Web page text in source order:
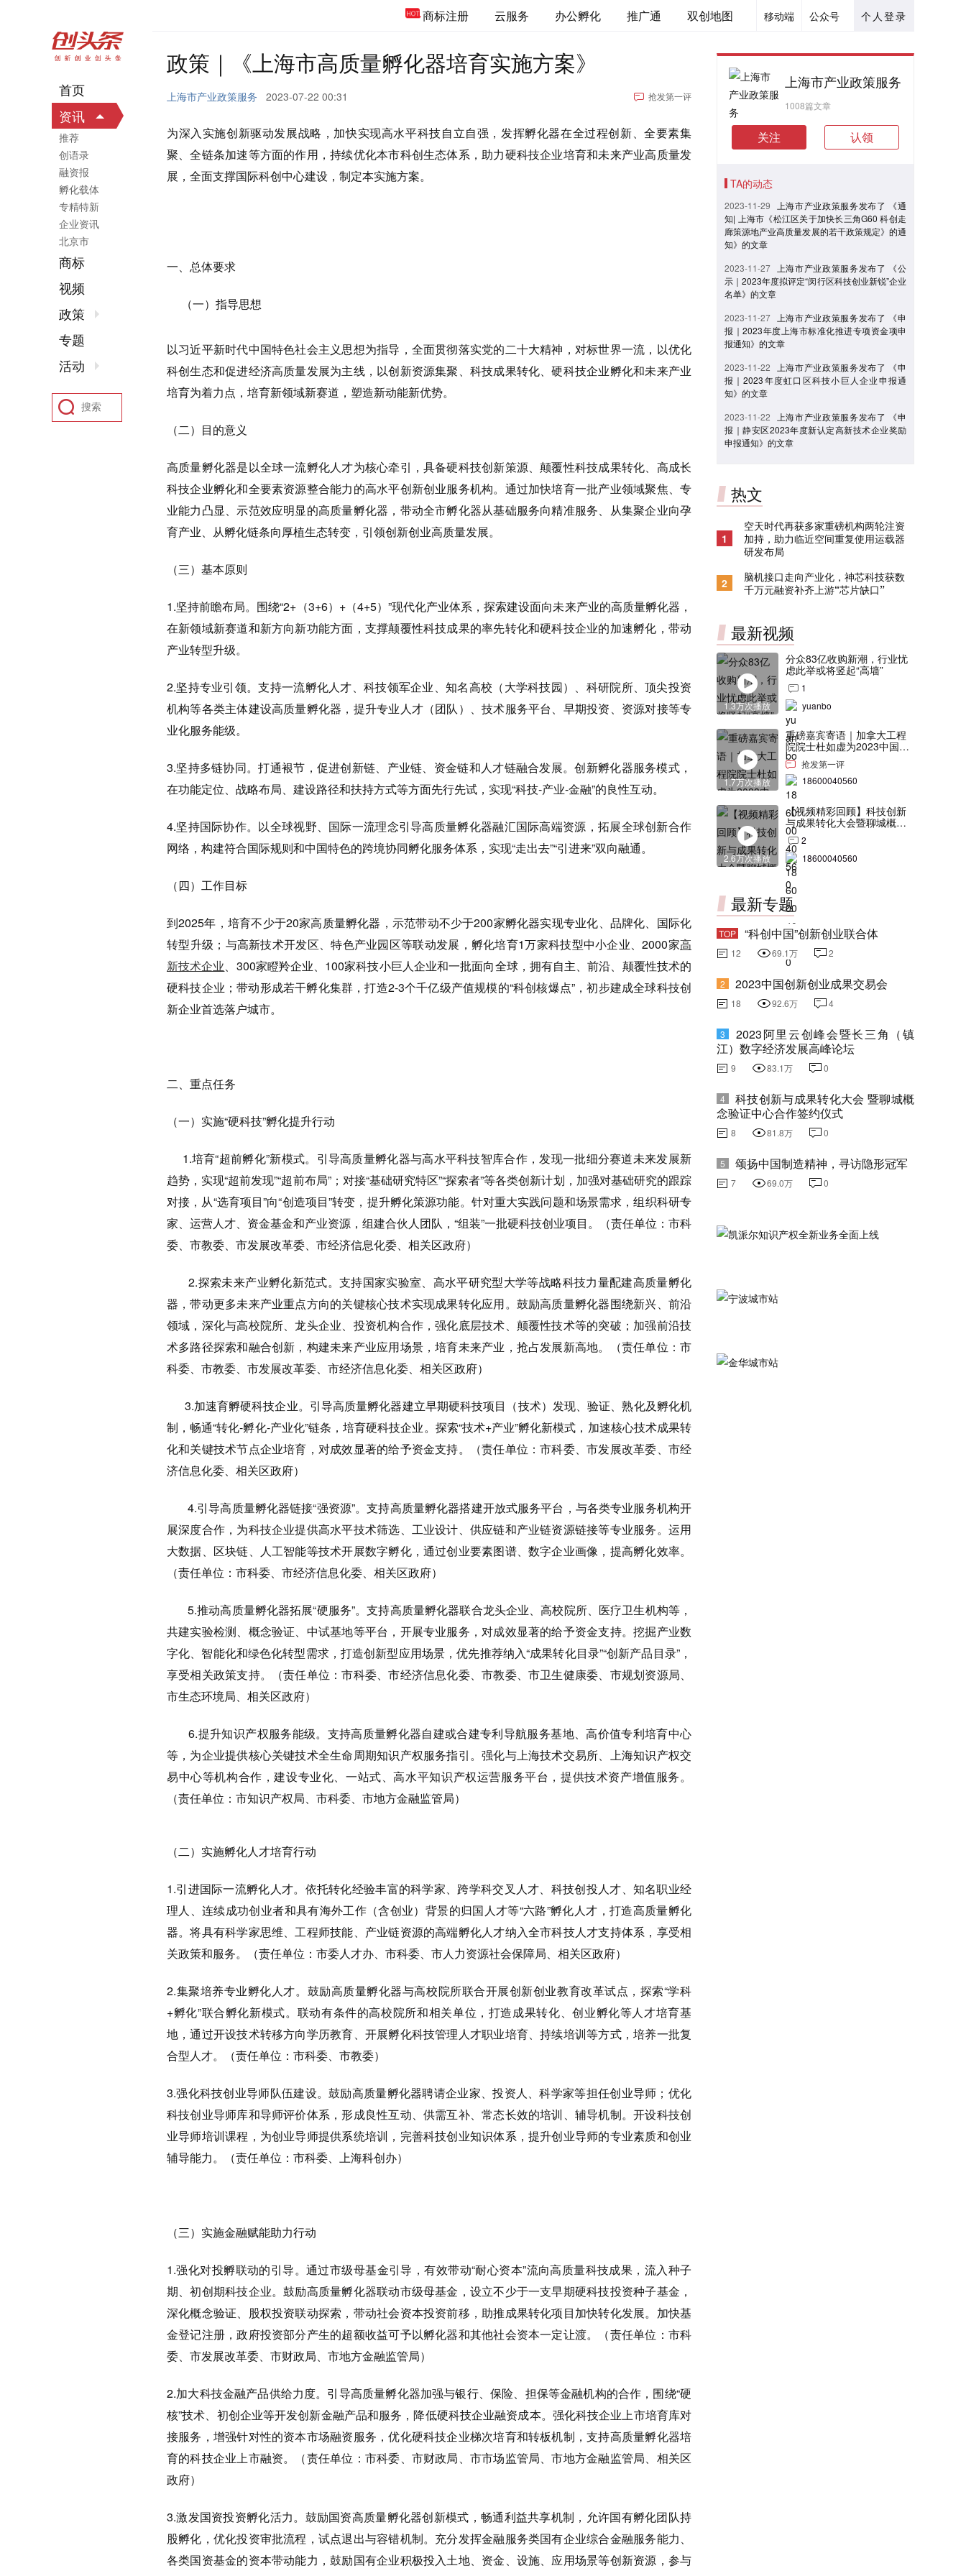
个人登录
公众号
移动端
商标注册 云服务 办公孵化 推广通 双创地图
政策｜《上海市高质量孵化器培育实施方案》
上海市产业政策服务 2023-07-22 00:31 抢发第一评
为深入实施创新驱动发展战略，加快实现高水平科技自立自强，发挥孵化器在全过程创新、全要素集
聚、全链条加速等方面的作用，持续优化本市科创生态体系，助力硬科技企业培育和未来产业高质量发
展，全面支撑国际科创中心建设，制定本实施方案。
一、总体要求
（一）指导思想
以习近平新时代中国特色社会主义思想为指导，全面贯彻落实党的二十大精神，对标世界一流，以优化
科创生态和促进经济高质量发展为主线，以创新资源集聚、科技成果转化、硬科技企业孵化和未来产业
培育为着力点，培育新领域新赛道，塑造新动能新优势。
（二）目的意义
高质量孵化器是以全球一流孵化人才为核心牵引，具备硬科技创新策源、颠覆性科技成果转化、高成长
科技企业孵化和全要素资源整合能力的高水平创新创业服务机构。通过加快培育一批产业领域聚焦、专
业能力凸显、示范效应明显的高质量孵化器，带动全市孵化器从基础服务向精准服务、从集聚企业向孕
育产业、从孵化链条向厚植生态转变，引领创新创业高质量发展。
（三）基本原则
1.坚持前瞻布局。围绕“2+（3+6）+（4+5）”现代化产业体系，探索建设面向未来产业的高质量孵化器，
在新领域新赛道和新方向新功能方面，支撑颠覆性科技成果的率先转化和硬科技企业的加速孵化，带动
产业转型升级。
2.坚持专业引领。支持一流孵化人才、科技领军企业、知名高校（大学科技园）、科研院所、顶尖投资
机构等各类主体建设高质量孵化器，提升专业人才（团队）、技术服务平台、早期投资、资源对接等专
业化服务能级。
3.坚持多链协同。打通裉节，促进创新链、产业链、资金链和人才链融合发展。创新孵化器服务模式，
在功能定位、战略布局、建设路径和扶持方式等方面先行先试，实现“科技-产业-金融”的良性互动。
4.坚持国际协作。以全球视野、国际一流理念引导高质量孵化器融汇国际高端资源，拓展全球创新合作
网络，构建符合国际规则和中国特色的跨境协同孵化服务体系，实现“走出去”“引进来”双向融通。
（四）工作目标
到2025年，培育不少于20家高质量孵化器，示范带动不少于200家孵化器实现专业化、品牌化、国际化
转型升级；与高新技术开发区、特色产业园区等联动发展，孵化培育1万家科技型中小企业、2000家高
新技术企业、300家瞪羚企业、100家科技小巨人企业和一批面向全球，拥有自主、前沿、颠覆性技术的
硬科技企业；带动形成若干孵化集群，打造2-3个千亿级产值规模的“科创核爆点”，初步建成全球科技创
新企业首选落户城市。
二、重点任务
（一）实施“硬科技”孵化提升行动
1.培育“超前孵化”新模式。引导高质量孵化器与高水平科技智库合作，发现一批细分赛道未来发展新
趋势，实现“超前发现”“超前布局”；对接“基础研究特区”“探索者”等各类创新计划，加强对基础研究的跟踪
对接，从“选育项目”向“创造项目”转变，提升孵化策源功能。针对重大实践问题和场景需求，组织科研专
家、运营人才、资金基金和产业资源，组建合伙人团队，“组装”一批硬科技创业项目。（责任单位：市科
委、市教委、市发展改革委、市经济信息化委、相关区政府）
2.探索未来产业孵化新范式。支持国家实验室、高水平研究型大学等战略科技力量配建高质量孵化
器，带动更多未来产业重点方向的关键核心技术实现成果转化应用。鼓励高质量孵化器围绕新兴、前沿
领域，深化与高校院所、龙头企业、投资机构合作，强化底层技术、颠覆性技术等的突破；加强前沿技
术多路径探索和融合创新，构建未来产业应用场景，培育未来产业，抢占发展新高地。（责任单位：市
科委、市教委、市发展改革委、市经济信息化委、相关区政府）
3.加速育孵硬科技企业。引导高质量孵化器建立早期硬科技项目（技术）发现、验证、熟化及孵化机
制，畅通“转化-孵化-产业化”链条，培育硬科技企业。探索“技术+产业”孵化新模式，加速核心技术成果转
化和关键技术节点企业培育，对成效显著的给予资金支持。（责任单位：市科委、市发展改革委、市经
济信息化委、相关区政府）
4.引导高质量孵化器链接“强资源”。支持高质量孵化器搭建开放式服务平台，与各类专业服务机构开
展深度合作，为科技企业提供高水平技术筛选、工业设计、供应链和产业链资源链接等专业服务。运用
大数据、区块链、人工智能等技术开展数字孵化，通过创业要素图谱、数字企业画像，提高孵化效率。
（责任单位：市科委、市经济信息化委、相关区政府）
5.推动高质量孵化器拓展“硬服务”。支持高质量孵化器联合龙头企业、高校院所、医疗卫生机构等，
共建实验检测、概念验证、中试基地等平台，开展专业服务，对成效显著的给予资金支持。挖掘产业数
字化、智能化和绿色化转型需求，打造创新型应用场景，优先推荐纳入“成果转化目录”“创新产品目录”，
享受相关政策支持。（责任单位：市科委、市经济信息化委、市教委、市卫生健康委、市规划资源局、
市生态环境局、相关区政府）
6.提升知识产权服务能级。支持高质量孵化器自建或合建专利导航服务基地、高价值专利培育中心
等，为企业提供核心关键技术全生命周期知识产权服务指引。强化与上海技术交易所、上海知识产权交
易中心等机构合作，建设专业化、一站式、高水平知识产权运营服务平台，提供技术资产增值服务。
（责任单位：市知识产权局、市科委、市地方金融监管局）
（二）实施孵化人才培育行动
1.引进国际一流孵化人才。依托转化经验丰富的科学家、跨学科交叉人才、科技创投人才、知名职业经
理人、连续成功创业者和具有海外工作（含创业）背景的归国人才等“六路”孵化人才，打造高质量孵化
器。将具有科学家思维、工程师技能、产业链资源的高端孵化人才纳入全市科技人才支持体系，享受相
关政策和服务。（责任单位：市委人才办、市科委、市人力资源社会保障局、相关区政府）
2.集聚培养专业孵化人才。鼓励高质量孵化器与高校院所联合开展创新创业教育改革试点，探索“学科
+孵化”联合孵化新模式。联动有条件的高校院所和相关单位，打造成果转化、创业孵化等人才培育基
地，通过开设技术转移方向学历教育、开展孵化科技管理人才职业培育、持续培训等方式，培养一批复
合型人才。（责任单位：市科委、市教委）
3.强化科技创业导师队伍建设。鼓励高质量孵化器聘请企业家、投资人、科学家等担任创业导师；优化
科技创业导师库和导师评价体系，形成良性互动、供需互补、常态长效的培训、辅导机制。开设科技创
业导师培训课程，为创业导师提供系统培训，完善科技创业知识体系，提升创业导师的专业素质和创业
辅导能力。（责任单位：市科委、上海科创办）
（三）实施金融赋能助力行动
1.强化对投孵联动的引导。通过市级母基金引导，有效带动“耐心资本”流向高质量科技成果，流入种子
期、初创期科技企业。鼓励高质量孵化器联动市级母基金，设立不少于一支早期硬科技投资种子基金，
深化概念验证、股权投资联动探索，带动社会资本投资前移，助推成果转化项目加快转化发展。加快基
金登记注册，政府投资部分产生的超额收益可予以孵化器和其他社会资本一定让渡。（责任单位：市科
委、市发展改革委、市财政局、市地方金融监管局）
2.加大科技金融产品供给力度。引导高质量孵化器加强与银行、保险、担保等金融机构的合作，围绕“硬
核”技术、初创企业等开发创新金融产品和服务，降低硬科技企业融资成本。强化科技企业上市培育库对
接服务，增强针对性的资本市场融资服务，优化硬科技企业梯次培育和转板机制，支持高质量孵化器培
育的科技企业上市融资。（责任单位：市科委、市财政局、市市场监管局、市地方金融监管局、相关区
政府）
3.激发国资投资孵化活力。鼓励国资高质量孵化器创新模式，畅通利益共享机制，允许国有孵化团队持
股孵化，优化投资审批流程，试点退出与容错机制。充分发挥金融服务类国有企业综合金融服务能力、
各类国资基金的资本带动能力，鼓励国有企业积极投入土地、资金、设施、应用场景等创新资源，参与
上海市产业政策服务
1008篇文章
关注 认领
TA的动态
2023-11-29
上海市产业政策服务发布了 《通
知| 上海市《松江区关于加快长三角G60 科创走
廊策源地产业高质量发展的若干政策规定》的通
知》的文章
2023-11-27
上海市产业政策服务发布了 《公
示｜2023年度拟评定“闵行区科技创业新锐”企业
名单》的文章
2023-11-27
上海市产业政策服务发布了 《申
报｜2023年度上海市标准化推进专项资金项申
报通知》的文章
2023-11-22
上海市产业政策服务发布了 《申
报｜2023年度虹口区科技小巨人企业申报通
知》的文章
2023-11-22
上海市产业政策服务发布了 《申
报｜静安区2023年度新认定高新技术企业奖励
申报通知》的文章
热文
1
空天时代再获多家重磅机构两轮注资
加持，助力临近空间重复使用运载器
研发布局
2
脑机接口走向产业化，神芯科技获数
千万元融资补齐上游“芯片缺口”
最新视频
1.3万次播放
分众83亿收购新潮，行业忧
虑此举或将竖起“高墙”
1
yuanbo
1.7万次播放
重磅嘉宾寄语｜加拿大工程
院院士杜如虚为2023中国创
交会打Call！
抢发第一评
18600040560
2.6万次播放
【视频精彩回顾】科技创新
与成果转化大会暨聊城概念
验证中心合作签约仪式
2
18600040560
最新专题
TOP “科创中国”创新创业联合体
12 69.1万 2
2 2023中国创新创业成果交易会
18 92.6万 4
3
2023阿里云创峰会暨长三角（镇
江）数字经济发展高峰论坛
9 83.1万 0
4
科技创新与成果转化大会 暨聊城概
念验证中心合作签约仪式
8 81.8万 0
5 颂扬中国制造精神，寻访隐形冠军
7 69.0万 0
首页
资讯
推荐
创语录
融资报
孵化载体
专精特新
企业资讯
北京市
商标
视频
政策
专题
活动